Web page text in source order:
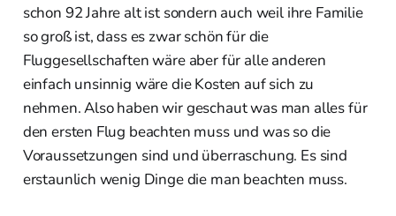
schon 92 Jahre alt ist sondern auch weil ihre Familie
so groß ist, dass es zwar schön für die
Fluggesellschaften wäre aber für alle anderen
einfach unsinnig wäre die Kosten auf sich zu
nehmen. Also haben wir geschaut was man alles für
den ersten Flug beachten muss und was so die
Voraussetzungen sind und überraschung. Es sind
erstaunlich wenig Dinge die man beachten muss.